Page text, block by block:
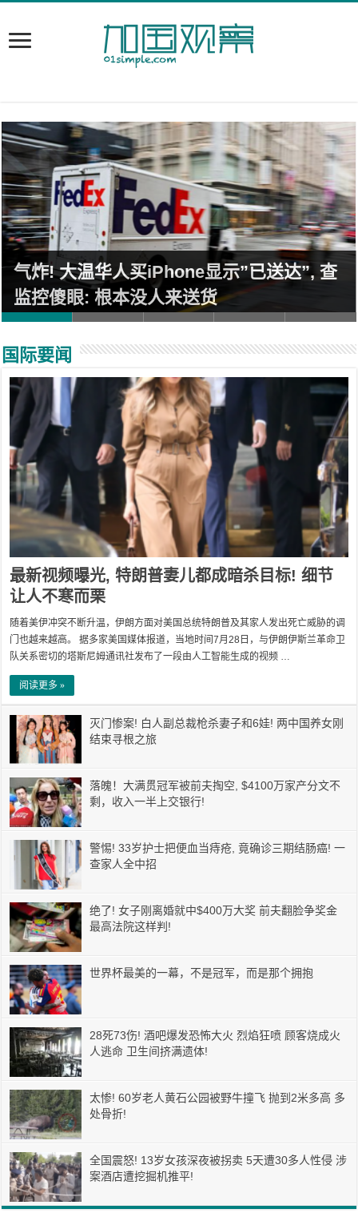
气炸! 大温华人买iPhone显示”已送达”, 查
监控傻眼: 根本没人来送货
国际要闻
最新视频曝光, 特朗普妻儿都成暗杀目标! 细节
让人不寒而栗
随着美伊冲突不断升温，伊朗方面对美国总统特朗普及其家人发出死亡威胁的调
门也越来越高。 据多家美国媒体报道，当地时间7月28日，与伊朗伊斯兰革命卫
队关系密切的塔斯尼姆通讯社发布了一段由人工智能生成的视频 …
阅读更多 »
灭门惨案! 白人副总裁枪杀妻子和6娃! 两中国养女刚
结束寻根之旅
落魄！大满贯冠军被前夫掏空, $4100万家产分文不
剩，收入一半上交银行!
警惕! 33岁护士把便血当痔疮, 竟确诊三期结肠癌! 一
查家人全中招
绝了! 女子刚离婚就中$400万大奖 前夫翻脸争奖金
最高法院这样判!
世界杯最美的一幕，不是冠军，而是那个拥抱
28死73伤! 酒吧爆发恐怖大火 烈焰狂喷 顾客烧成火
人逃命 卫生间挤满遗体!
太惨! 60岁老人黄石公园被野牛撞飞 抛到2米多高 多
处骨折!
全国震怒! 13岁女孩深夜被拐卖 5天遭30多人性侵 涉
案酒店遭挖掘机推平!